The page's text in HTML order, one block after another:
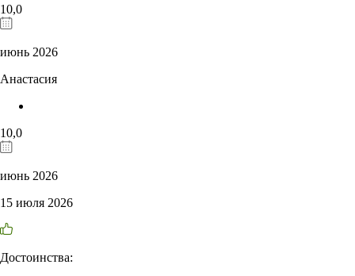
10,0
июнь 2026
Анастасия
10,0
июнь 2026
15 июля 2026
Достоинства: